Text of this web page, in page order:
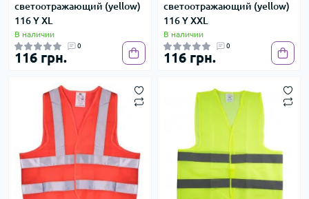
светоотражающий (yellow)
116 Y XL
В наличии
0
116 грн.
светоотражающий (yellow)
116 Y XXL
В наличии
0
116 грн.